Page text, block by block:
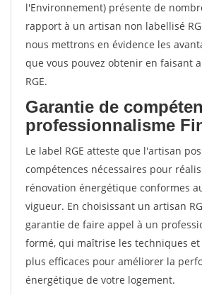
l'Environnement) présente de
rapport à un artisan non labellisé
nous mettrons en évidence les
que vous pouvez obtenir en faisant
RGE.
Garantie de
professionnalisme
Le label RGE atteste que l'artisan
compétences nécessaires pour
rénovation énergétique conformes
vigueur. En choisissant un artisan
garantie de faire appel à un
formé, qui maîtrise les techniques
plus efficaces pour améliorer la
énergétique de votre logement.